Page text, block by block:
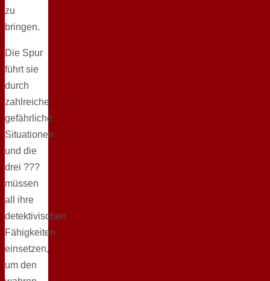
zu
bringen.
Die Spur
führt sie
durch
zahlreiche
gefährliche
Situationen
und die
drei ???
müssen
all ihre
detektivischen
Fähigkeiten
einsetzen,
um den